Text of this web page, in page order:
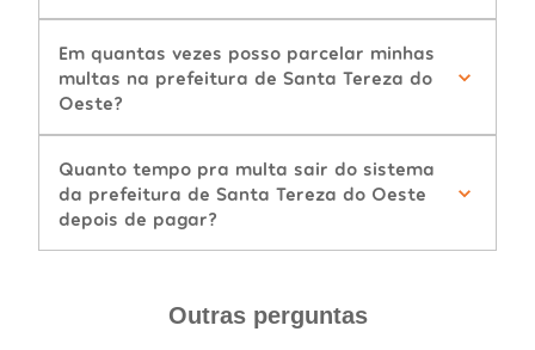
Em quantas vezes posso parcelar minhas
multas na prefeitura de Santa Tereza do
Oeste?
Quanto tempo pra multa sair do sistema
da prefeitura de Santa Tereza do Oeste
depois de pagar?
Outras perguntas